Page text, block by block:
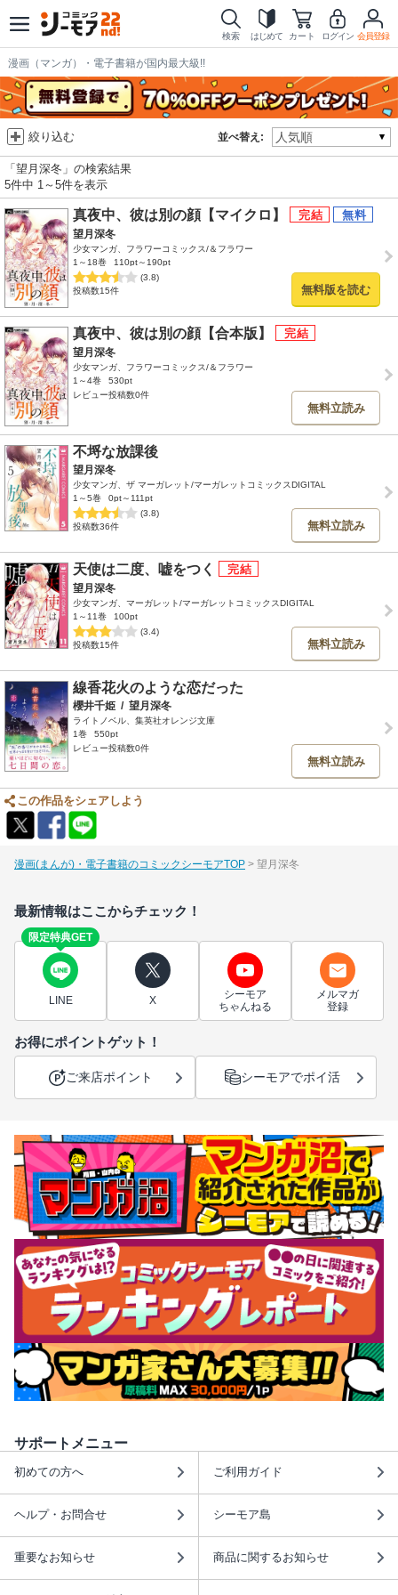
検索 はじめて カート ログイン 会員登録
漫画（マンガ）・電子書籍が国内最大級!!
並べ替え:
絞り込む
「望月深冬」の検索結果
5件中 1～5件を表示
真夜中、彼は別の顔【マイクロ】
望月深冬
少女マンガ、フラワーコミックス/＆フラワー
1～18巻
110pt～190pt
(3.8)
投稿数15件
無料版を読む
真夜中、彼は別の顔【合本版】
望月深冬
少女マンガ、フラワーコミックス/＆フラワー
1～4巻
530pt
レビュー投稿数0件
無料立読み
不埒な放課後
望月深冬
少女マンガ、ザ マーガレット/マーガレットコミックスDIGITAL
1～5巻
0pt～111pt
(3.8)
投稿数36件
無料立読み
天使は二度、嘘をつく
望月深冬
少女マンガ、マーガレット/マーガレットコミックスDIGITAL
1～11巻
100pt
(3.4)
投稿数15件
無料立読み
線香花火のような恋だった
櫻井千姫 / 望月深冬
ライトノベル、集英社オレンジ文庫
1巻
550pt
レビュー投稿数0件
無料立読み
この作品をシェアしよう
漫画(まんが)・電子書籍のコミックシーモアTOP 望月深冬
最新情報はここからチェック！
限定特典GET
LINE X
シーモア
ちゃんねる
メルマガ
登録
お得にポイントゲット！
ご来店ポイント シーモアでポイ活
サポートメニュー
初めての方へ ご利用ガイド
ヘルプ・お問合せ シーモア島
重要なお知らせ 商品に関するお知らせ